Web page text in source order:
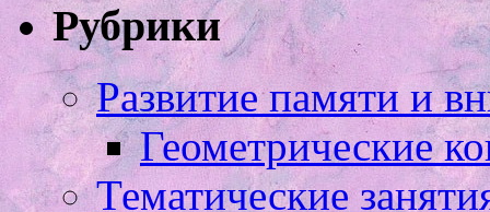
Рубрики
Развитие памяти и
Геометрические
Тематические